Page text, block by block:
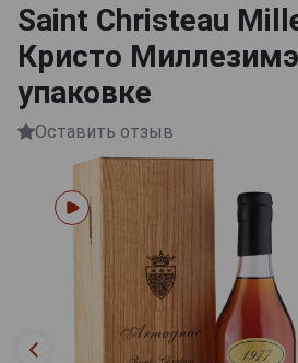
Saint Christeau
Кристо
упаковке
Оставить отзыв